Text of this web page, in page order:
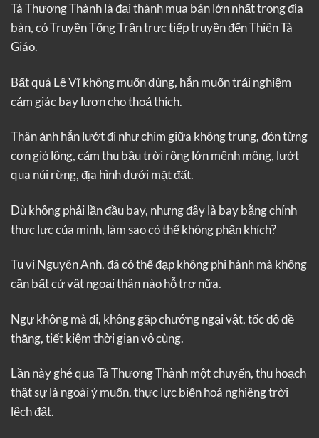
Tà Thương Thành là đại thành mua bán lớn nhất trong địa
bàn, có Truyền Tống Trận trực tiếp truyền đến Thiên Tà
Giáo.
Bất quá Lê Vĩ không muốn dùng, hắn muốn trải nghiệm
cảm giác bay lượn cho thoả thích.
Thân ảnh hắn lướt đi như chim giữa không trung, đón từng
cơn gió lộng, cảm thụ bầu trời rộng lớn mênh mông, lướt
qua núi rừng, địa hình dưới mặt đất.
Dù không phải lần đầu bay, nhưng đây là bay bằng chính
thực lực của mình, làm sao có thể không phấn khích?
Tu vi Nguyên Anh, đã có thể đạp không phi hành mà không
cần bất cứ vật ngoại thân nào hỗ trợ nữa.
Ngự không mà đi, không gặp chướng ngại vật, tốc độ đề
thăng, tiết kiệm thời gian vô cùng.
Lần này ghé qua Tà Thương Thành một chuyến, thu hoạch
thật sự là ngoài ý muốn, thực lực biến hoá nghiêng trời
lệch đất.